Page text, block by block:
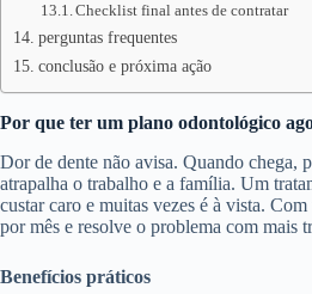
Checklist final antes de contratar
perguntas frequentes
conclusão e próxima ação
Por que ter um plano odontológico
Dor de dente não avisa. Quando chega,
atrapalha o trabalho e a família. Um
custar caro e muitas vezes é à vista.
por mês e resolve o problema com mais
Benefícios práticos